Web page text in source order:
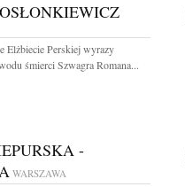
Elżbiecie Perskiej wyrazy
śmierci Szwagra Romana...
-
WARSZAWA